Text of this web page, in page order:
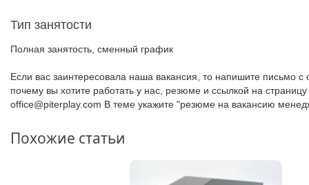
Тип занятости
Полная занятость, сменный график
Если вас заинтересовала наша вакансия, то напишите письмо с
почему вы хотите работать у нас, резюме и ссылкой на страницу
office@piterplay.com В теме укажите "резюме на вакансию
Похожие статьи